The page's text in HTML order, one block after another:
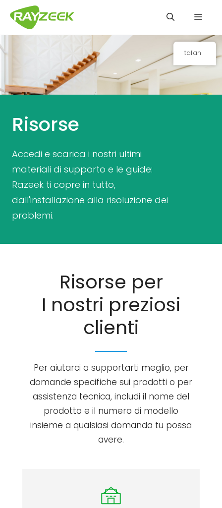
contenuto
Risorse
Accedi e scarica i nostri ultimi
materiali di supporto e le guide:
Razeek ti copre in tutto,
dall'installazione alla risoluzione dei
problemi.
Risorse per
I nostri preziosi
clienti
Per aiutarci a supportarti meglio, per
domande specifiche sui prodotti o per
assistenza tecnica, includi il nome del
prodotto e il numero di modello
insieme a qualsiasi domanda tu possa
avere.
Italian